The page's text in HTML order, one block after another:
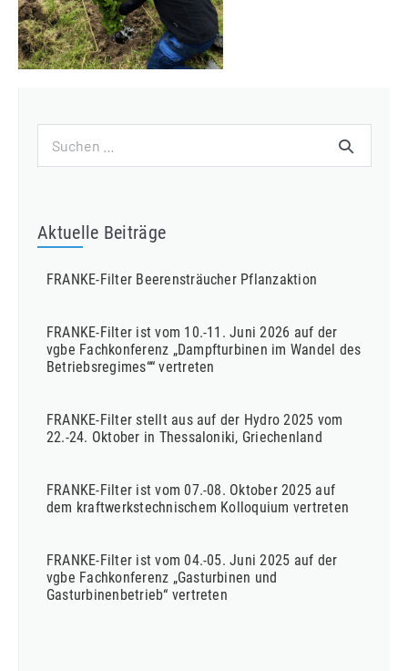
nach:
Aktuelle Beiträge
FRANKE-Filter Beerensträucher Pflanzaktion
FRANKE-Filter ist vom 10.-11. Juni 2026 auf der
vgbe Fachkonferenz „Dampfturbinen im Wandel des
Betriebsregimes““ vertreten
FRANKE-Filter stellt aus auf der Hydro 2025 vom
22.-24. Oktober in Thessaloniki, Griechenland
FRANKE-Filter ist vom 07.-08. Oktober 2025 auf
dem kraftwerkstechnischem Kolloquium vertreten
FRANKE-Filter ist vom 04.-05. Juni 2025 auf der
vgbe Fachkonferenz „Gasturbinen und
Gasturbinenbetrieb“ vertreten